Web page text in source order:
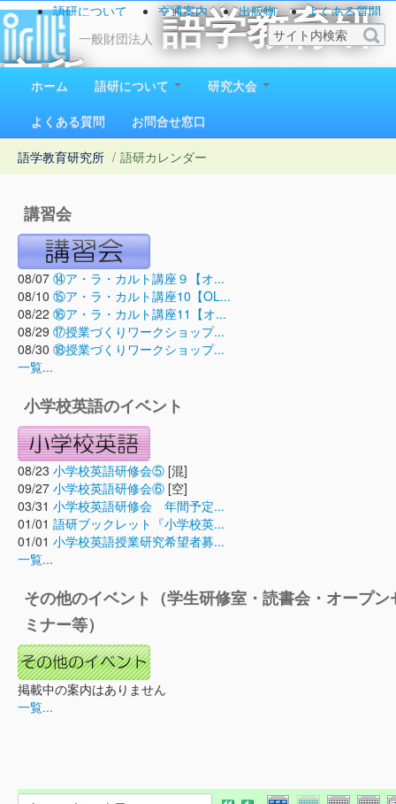
一般財団法人
語学教育研
究所
1923（大正12）年創立
語研について 交通案内 出版物
よくある質問
お問い合わせ
ホーム 語研について
研究大会
よくある質問
お問合せ窓口
語学教育研究所 / 語研カレンダー
講習会
08/07 ⑭ア・ラ・カルト講座９【オ...
08/10 ⑮ア・ラ・カルト講座10【OL...
08/22 ⑯ア・ラ・カルト講座11【オ...
08/29 ⑰授業づくりワークショップ...
08/30 ⑱授業づくりワークショップ...
一覧...
小学校英語のイベント
08/23 小学校英語研修会⑤ [混]
09/27 小学校英語研修会⑥ [空]
03/31 小学校英語研修会 年間予定...
01/01 語研ブックレット『小学校英...
01/01 小学校英語授業研究希望者募...
一覧...
その他のイベント（学生研修室・読書会・オープン
ミナー等）
掲載中の案内はありません
一覧...